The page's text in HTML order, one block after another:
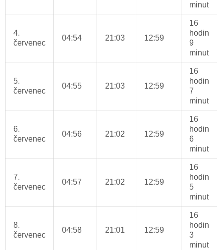
minut
4.
červenec
04:54 21:03 12:59
16
hodin
9
minut
5.
červenec
04:55 21:03 12:59
16
hodin
7
minut
6.
červenec
04:56 21:02 12:59
16
hodin
6
minut
7.
červenec
04:57 21:02 12:59
16
hodin
5
minut
8.
červenec
04:58 21:01 12:59
16
hodin
3
minut